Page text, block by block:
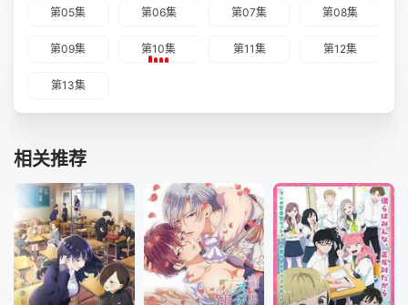
第05集 第06集 第07集 第08集
第09集 第10集 第11集 第12集
第13集
相关推荐